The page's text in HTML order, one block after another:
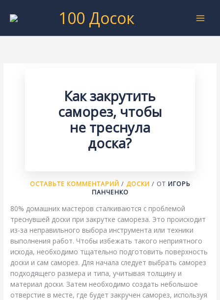
100 Досок
Как закрутить
саморез, чтобы
не треснула
доска?
ОСТАВЬТЕ КОММЕНТАРИЙ / ДОСКИ / ОТ ИГОРЬ
ПАНЧЕНКО
80% домашних мастеров сталкиваются с проблемой
треснувшей доски при закрутке самореза. Это происходит
из-за неправильного выбора инструмента или техники
выполнения работ. Чтобы избежать такого неприятного
исхода, необходимо тщательно подготовить поверхность
доски и сам саморез. Для начала следует выбрать саморез
подходящего размера и типа, учитывая толщину и
материал доски. Затем необходимо создать небольшое
отверстие в месте, где будет закручен саморез, используя